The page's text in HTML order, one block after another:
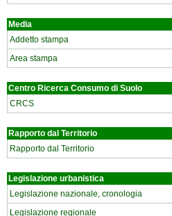
Media
Addetto stampa
Area stampa
Centro Ricerca Consumo di Suolo
CRCS
Rapporto dal Territorio
Rapporto dal Territorio
Legislazione urbanistica
Legislazione nazionale, cronologia
Legislazione regionale